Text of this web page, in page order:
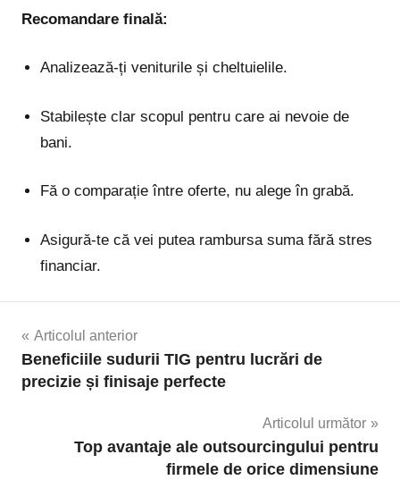
Recomandare finală:
Analizează-ți veniturile și cheltuielile.
Stabilește clar scopul pentru care ai nevoie de
bani.
Fă o comparație între oferte, nu alege în grabă.
Asigură-te că vei putea rambursa suma fără stres
financiar.
Navigare
în
Articolul anterior
Beneficiile sudurii TIG pentru lucrări de
precizie și finisaje perfecte
Articolul următor
Top avantaje ale outsourcingului pentru
firmele de orice dimensiune